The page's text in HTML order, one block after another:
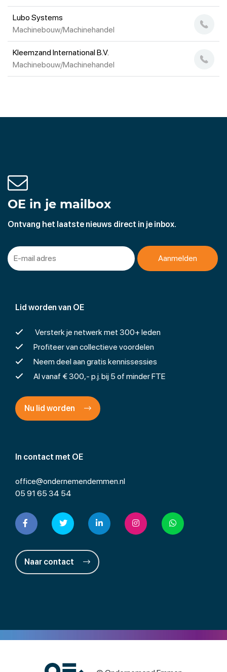
Lubo Systems
Machinebouw/Machinehandel
Kleemzand International B.V.
Machinebouw/Machinehandel
In contact met OE
office@ondernemendemmen.nl
05 91 65 34 54
Naar contact
Lid worden van OE
Versterk je netwerk met 300+ leden
Profiteer van collectieve voordelen
Neem deel aan gratis kennissessies
Al vanaf € 300,- p.j. bij 5 of minder FTE
Nu lid worden
OE in je mailbox
Ontvang het laatste nieuws direct in je inbox.